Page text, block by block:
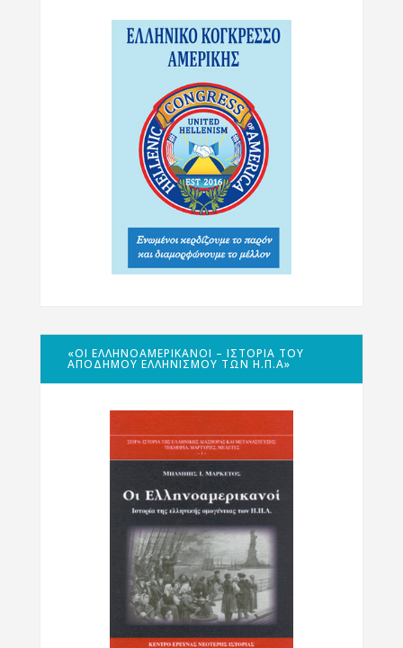
«ΟΙ ΕΛΛΗΝΟΑΜΕΡΙΚΑΝΟΊ – ΙΣΤΟΡΊΑ ΤΟΥ
ΑΠΌΔΗΜΟΥ ΕΛΛΗΝΙΣΜΟΎ ΤΩΝ Η.Π.Α»